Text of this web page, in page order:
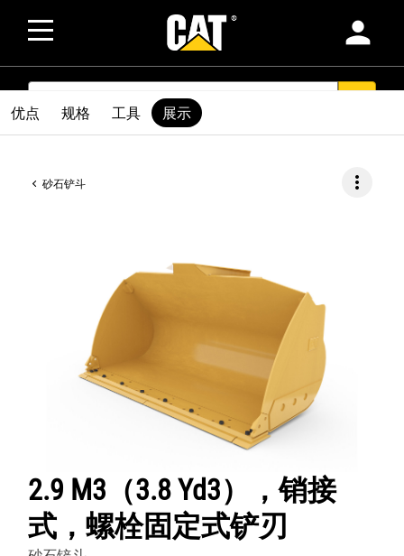
person
SEARCH
砂石铲斗 more_vert
2.9 M3（3.8 Yd3），销接
式，螺栓固定式铲刃
优点 规格 工具 展示